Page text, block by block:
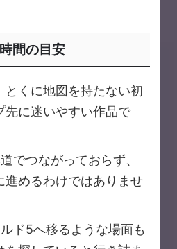
間の目安
とくに地図を持たない初
先に迷いやすい作品で
でつながっておらず、
進めるわけではありませ
ド5へ移るような場面も